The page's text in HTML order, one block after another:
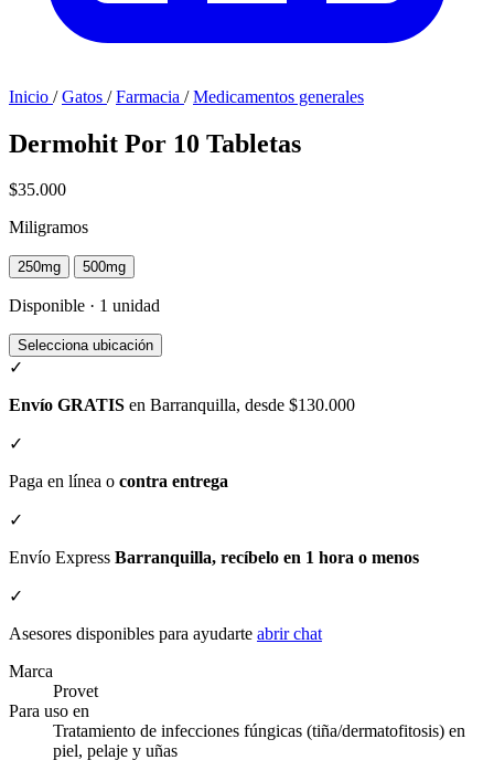
Inicio / Gatos / Farmacia / Medicamentos generales
Dermohit Por 10 Tabletas
$35.000
Miligramos
250mg 500mg
Disponible · 1 unidad
Selecciona ubicación
✓
Envío GRATIS en Barranquilla, desde $130.000
✓
Paga en línea o contra entrega
✓
Envío Express Barranquilla, recíbelo en 1 hora o menos
✓
Asesores disponibles para ayudarte abrir chat
Marca
Provet
Para uso en
Tratamiento de infecciones fúngicas (tiña/dermatofitosis) en
piel, pelaje y uñas